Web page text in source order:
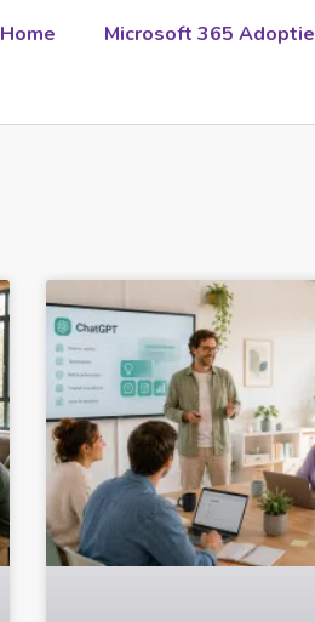
Home Microsoft 365 Adoptie